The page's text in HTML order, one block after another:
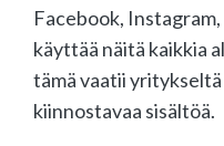
Facebook,
käyttää näitä kaikkia
tämä vaatii
kiinnostavaa sisältöä.